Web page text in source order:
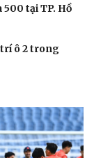
tại TP. Hồ
trí ô 2 trong